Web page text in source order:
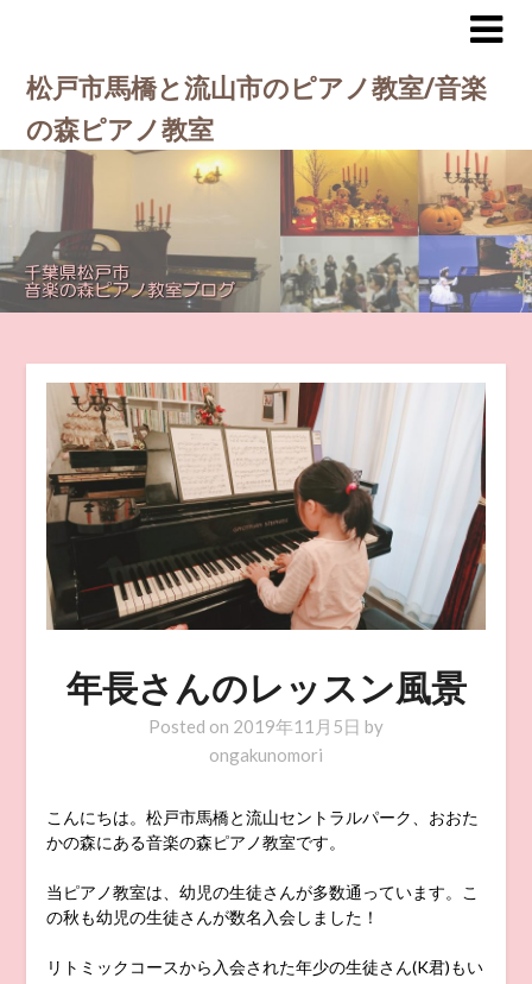
松戸市馬橋と流山市のピアノ教室/音楽
の森ピアノ教室
年長さんのレッスン風景
Posted on 2019年11月5日 by
ongakunomori
こんにちは。松戸市馬橋と流山セントラルパーク、おおた
かの森にある音楽の森ピアノ教室です。
当ピアノ教室は、幼児の生徒さんが多数通っています。こ
の秋も幼児の生徒さんが数名入会しました！
リトミックコースから入会された年少の生徒さん(K君)もい